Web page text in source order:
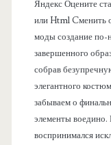
Яндекс Оцените
или Html Cменить
моды создание по-
завершенного
собрав
элегантного
забываем о
элементы воедино.
воспринимался